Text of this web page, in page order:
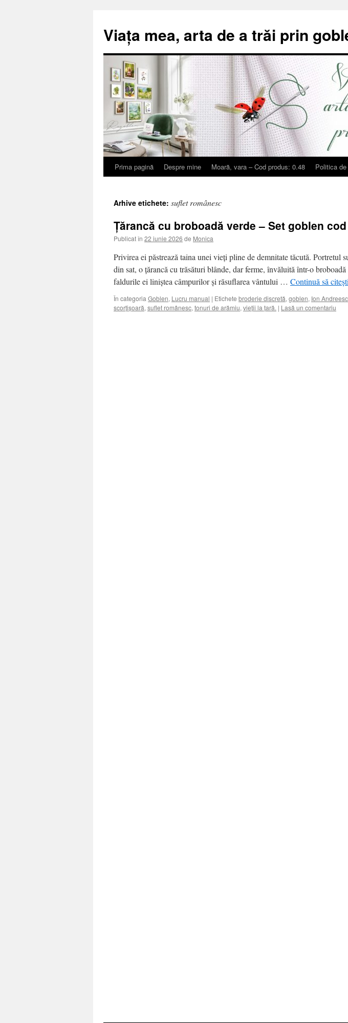
Viața mea, arta de a trăi prin
Sari
conținut
Prima pagină Despre mine Moară, vara – Cod produs: 0.48 Politica
Arhive etichete: suflet românesc
Țărancă cu broboadă verde – Set goblen
Publicat în 22 iunie 2026 de Monica
Privirea ei păstrează taina unei vieți pline de demnitate tăcută. Portretul
din sat, o țărancă cu trăsături blânde, dar ferme, învăluită într-o broboadă
faldurile ei liniștea câmpurilor și răsuflarea vântului … Continuă să citești
În categoria Goblen, Lucru manual | Etichete broderie discretă, goblen, Ion
scorțișoară, suflet românesc, tonuri de arămiu, vieții la țară. | Lasă un comentariu